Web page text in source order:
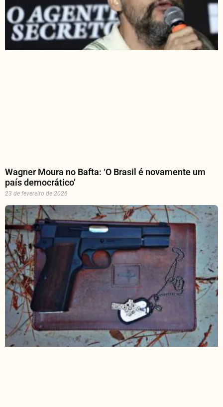
Wagner Moura no Bafta: ‘O Brasil é novamente um
país democrático’
23 de fevereiro de 2026